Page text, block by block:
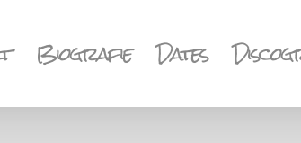
Biografie Dates